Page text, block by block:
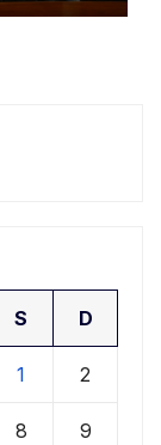
S D
1 2
8 9